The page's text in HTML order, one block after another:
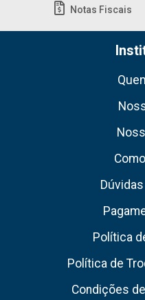
Notas Fiscais
Política
Política de
Condições